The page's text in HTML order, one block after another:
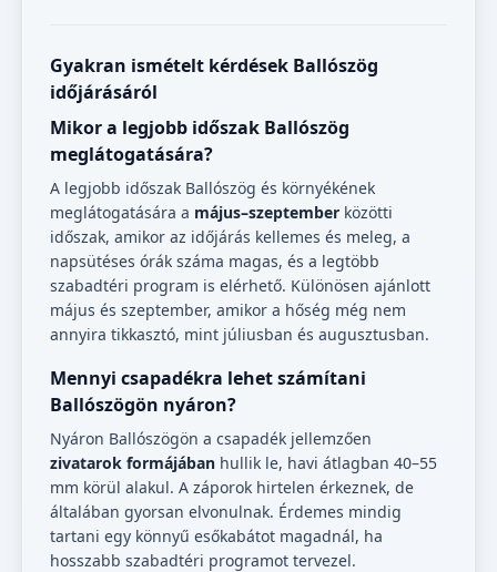
Gyakran ismételt kérdések Ballószög
időjárásáról
Mikor a legjobb időszak Ballószög
meglátogatására?
A legjobb időszak Ballószög és környékének
meglátogatására a május–szeptember közötti
időszak, amikor az időjárás kellemes és meleg, a
napsütéses órák száma magas, és a legtöbb
szabadtéri program is elérhető. Különösen ajánlott
május és szeptember, amikor a hőség még nem
annyira tikkasztó, mint júliusban és augusztusban.
Mennyi csapadékra lehet számítani
Ballószögön nyáron?
Nyáron Ballószögön a csapadék jellemzően
zivatarok formájában hullik le, havi átlagban 40–55
mm körül alakul. A záporok hirtelen érkeznek, de
általában gyorsan elvonulnak. Érdemes mindig
tartani egy könnyű esőkabátot magadnál, ha
hosszabb szabadtéri programot tervezel.